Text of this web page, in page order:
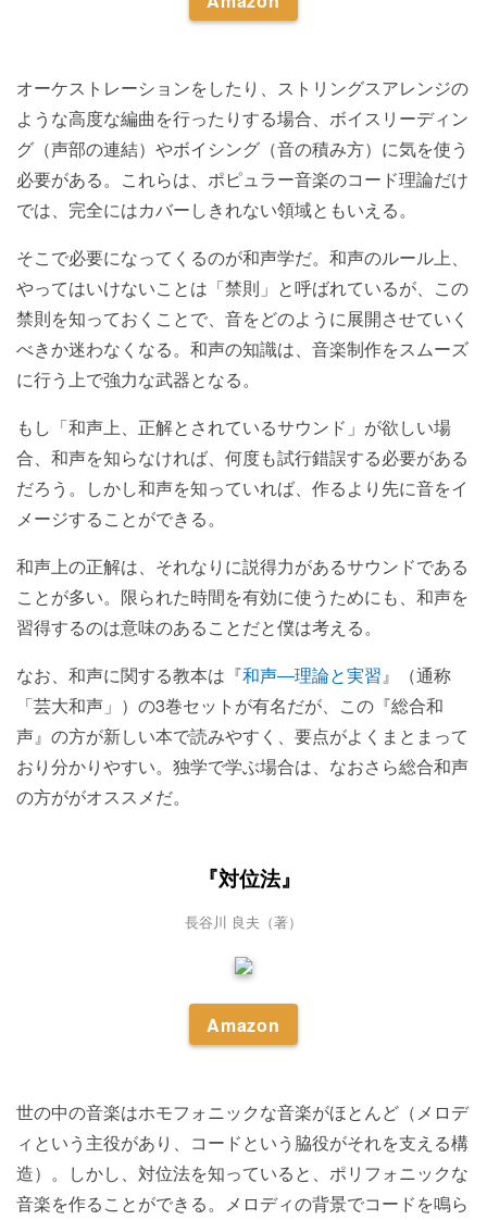
オーケストレーションをしたり、ストリングスアレンジの
ような高度な編曲を行ったりする場合、ボイスリーディン
グ（声部の連結）やボイシング（音の積み方）に気を使う
必要がある。これらは、ポピュラー音楽のコード理論だけ
では、完全にはカバーしきれない領域ともいえる。
そこで必要になってくるのが和声学だ。和声のルール上、
やってはいけないことは「禁則」と呼ばれているが、この
禁則を知っておくことで、音をどのように展開させていく
べきか迷わなくなる。和声の知識は、音楽制作をスムーズ
に行う上で強力な武器となる。
もし「和声上、正解とされているサウンド」が欲しい場
合、和声を知らなければ、何度も試行錯誤する必要がある
だろう。しかし和声を知っていれば、作るより先に音をイ
メージすることができる。
和声上の正解は、それなりに説得力があるサウンドである
ことが多い。限られた時間を有効に使うためにも、和声を
習得するのは意味のあることだと僕は考える。
なお、和声に関する教本は『和声―理論と実習』（通称
「芸大和声」）の3巻セットが有名だが、この『総合和
声』の方が新しい本で読みやすく、要点がよくまとまって
おり分かりやすい。独学で学ぶ場合は、なおさら総合和声
の方ががオススメだ。
『対位法』
長谷川 良夫（著）
Amazon
世の中の音楽はホモフォニックな音楽がほとんど（メロデ
ィという主役があり、コードという脇役がそれを支える構
造）。しかし、対位法を知っていると、ポリフォニックな
音楽を作ることができる。メロディの背景でコードを鳴ら